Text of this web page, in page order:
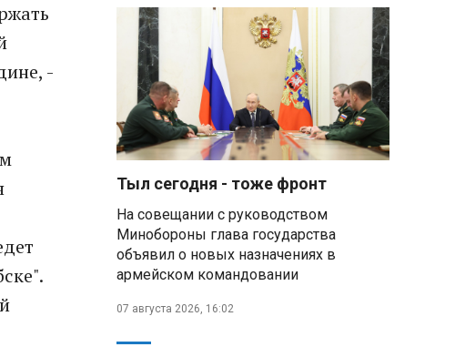
-
Тыл сегодня - тоже фронт
На совещании с руководством
Минобороны глава государства
объявил о новых назначениях в
армейском командовании
07 августа 2026, 16:02